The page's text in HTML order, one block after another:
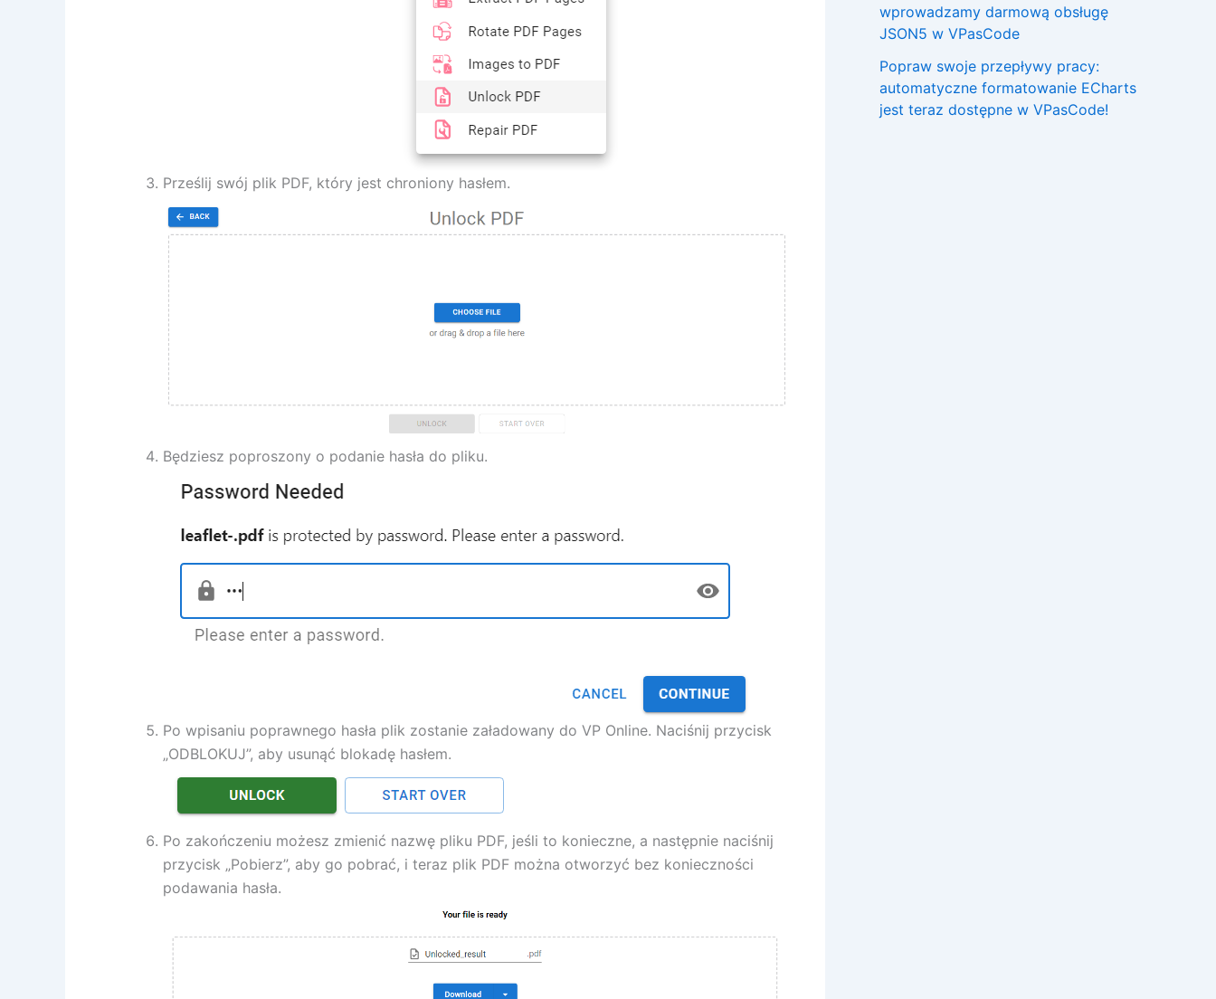
Prześlij swój plik PDF, który jest chroniony hasłem.
Będziesz poproszony o podanie hasła do pliku.
Po wpisaniu poprawnego hasła plik zostanie załadowany do VP Online. Naciśnij przycisk
„ODBLOKUJ”, aby usunąć blokadę hasłem.
Po zakończeniu możesz zmienić nazwę pliku PDF, jeśli to konieczne, a następnie naciśnij
przycisk „Pobierz”, aby go pobrać, i teraz plik PDF można otworzyć bez konieczności
podawania hasła.
wprowadzamy darmową obsługę
JSON5 w VPasCode
Popraw swoje przepływy pracy:
automatyczne formatowanie ECharts
jest teraz dostępne w VPasCode!